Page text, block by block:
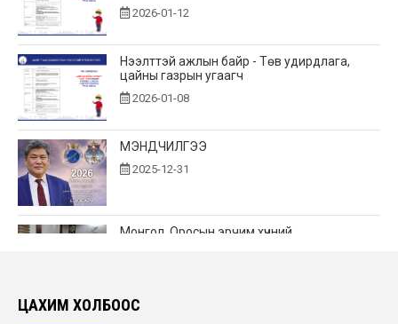
2026-01-12
Нээлттэй ажлын байр - Төв удирдлага,
цайны газрын угаагч
2026-01-08
МЭНДЧИЛГЭЭ
2025-12-31
Монгол, Оросын эрчим хүчний
ЦАХИМ ХОЛБООС